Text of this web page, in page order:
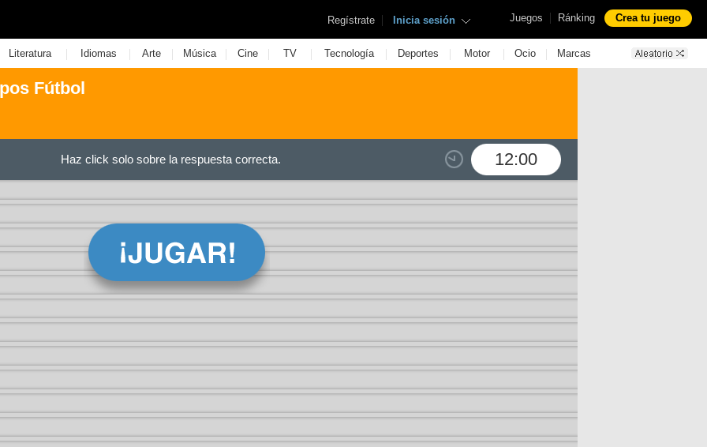
Juegos | Ránking Crea tu juego
Regístrate | Inicia sesión
Literatura | Idiomas | Arte | Música | Cine | TV | Tecnología | Deportes | Motor | Ocio | Marcas
Fútbol
12:00
Haz click solo sobre la respuesta correcta.